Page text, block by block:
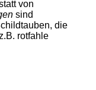
von
sind
die
rotfahle